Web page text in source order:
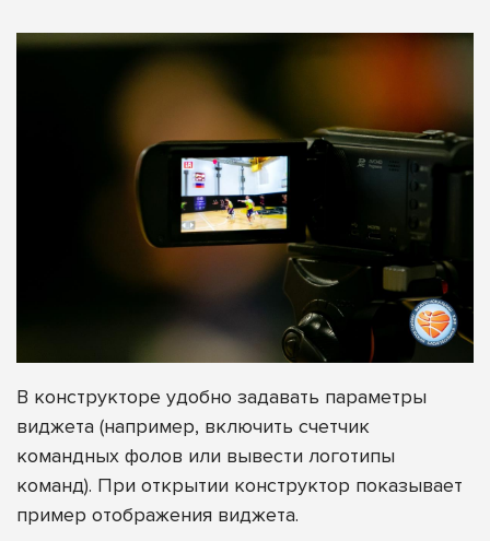
В конструкторе удобно задавать параметры
виджета (например, включить счетчик
командных фолов или вывести логотипы
команд). При открытии конструктор показывает
пример отображения виджета.